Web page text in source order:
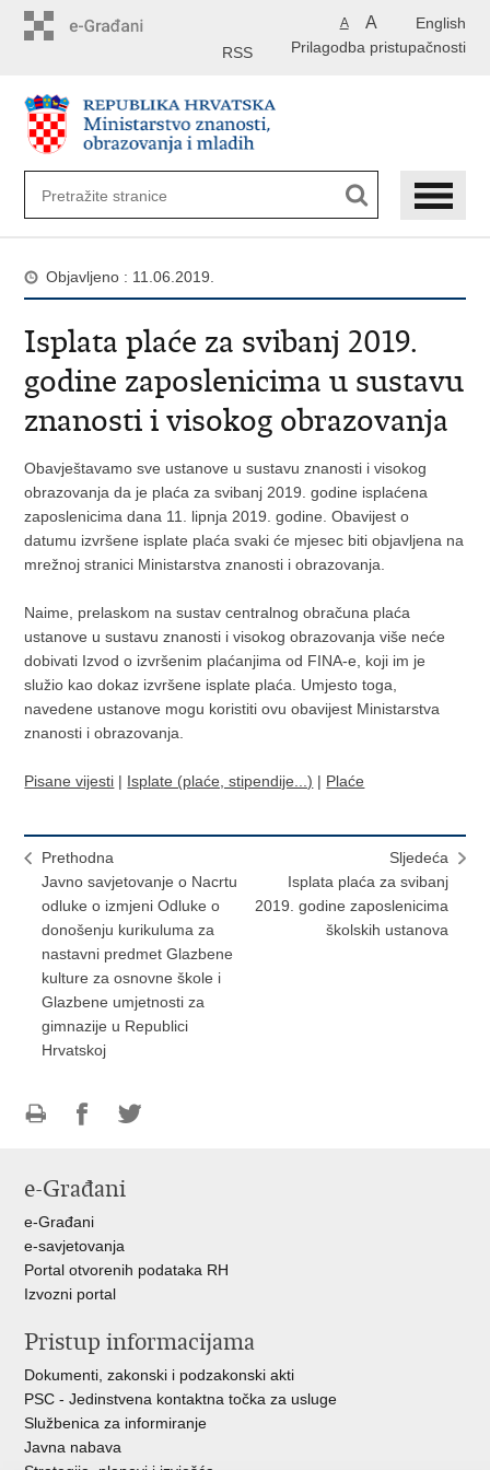
English
A A
Prilagodba pristupačnosti
RSS
Objavljeno : 11.06.2019.
Isplata plaće za svibanj 2019.
godine zaposlenicima u sustavu
znanosti i visokog obrazovanja
Obavještavamo sve ustanove u sustavu znanosti i visokog
obrazovanja da je plaća za svibanj 2019. godine isplaćena
zaposlenicima dana 11. lipnja 2019. godine. Obavijest o
datumu izvršene isplate plaća svaki će mjesec biti objavljena na
mrežnoj stranici Ministarstva znanosti i obrazovanja.
Naime, prelaskom na sustav centralnog obračuna plaća
ustanove u sustavu znanosti i visokog obrazovanja više neće
dobivati Izvod o izvršenim plaćanjima od FINA-e, koji im je
služio kao dokaz izvršene isplate plaća. Umjesto toga,
navedene ustanove mogu koristiti ovu obavijest Ministarstva
znanosti i obrazovanja.
Pisane vijesti | Isplate (plaće, stipendije...) | Plaće
Prethodna
Javno savjetovanje o Nacrtu
odluke o izmjeni Odluke o
donošenju kurikuluma za
nastavni predmet Glazbene
kulture za osnovne škole i
Glazbene umjetnosti za
gimnazije u Republici
Hrvatskoj
Sljedeća
Isplata plaća za svibanj
2019. godine zaposlenicima
školskih ustanova
FacebookuTwitteru
e-Građani
e-Građani
e-savjetovanja
Portal otvorenih podataka RH
Izvozni portal
Pristup informacijama
Dokumenti, zakonski i podzakonski akti
PSC - Jedinstvena kontaktna točka za usluge
Službenica za informiranje
Javna nabava